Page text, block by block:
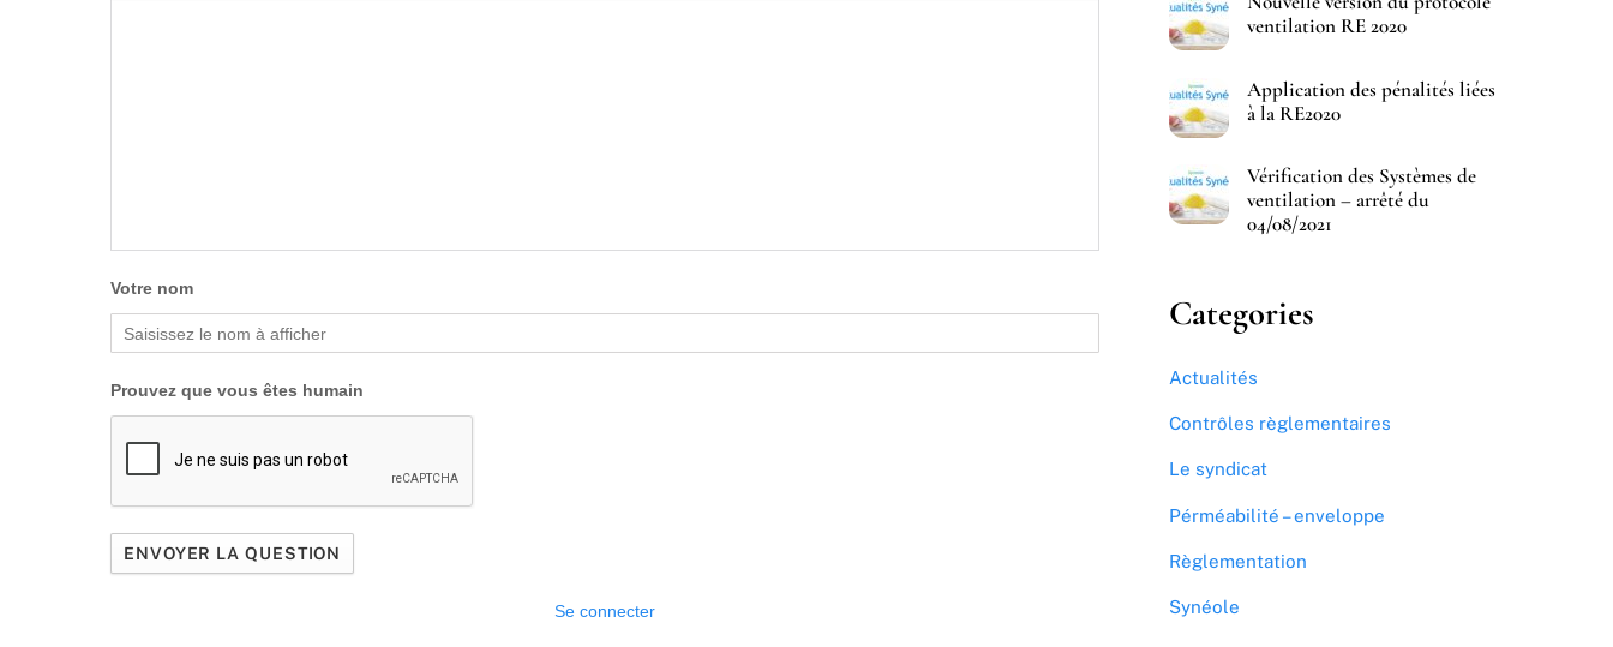
Votre nom
Prouvez que vous êtes humain
ENVOYER LA QUESTION
Se connecter
ventilation RE 2020
Application des pénalités liées
à la RE2020
Vérification des Systèmes de
ventilation – arrêté du
04/08/2021
Categories
Actualités
Contrôles règlementaires
Le syndicat
Pérméabilité – enveloppe
Règlementation
Synéole